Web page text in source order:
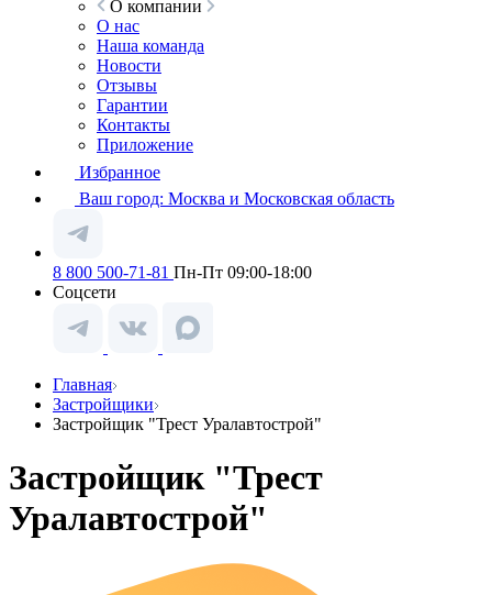
О компании
О нас
Наша команда
Новости
Отзывы
Гарантии
Контакты
Приложение
Избранное
Ваш город: Москва и Московская область
8 800 500-71-81 Пн-Пт 09:00-18:00
Соцсети
Главная
Застройщики
Застройщик "Трест Уралавтострой"
Застройщик "Трест
Уралавтострой"